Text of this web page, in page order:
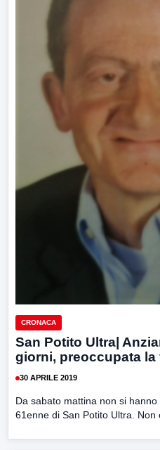
CRONACA
San Potito Ultra|
giorni, preoccupata la
30 APRILE 2019
Da sabato mattina non si
61enne di San Potito Ultra. Non